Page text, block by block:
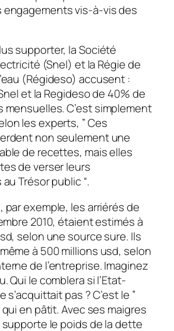
engagements vis-à-vis des
supporter, la Société
(Snel) et la Régie de
(Régideso) accusent :
et la Regideso de 40% de
mensuelles.C’est simplement
les experts, ” Ces
non seulement une
de recettes, mais elles
de verser leurs
Trésor public “.
par exemple, les arriérés de
2010, étaient estimés à
selon une source sure. Ils
à 500 millions usd, selon
de l’entreprise. Imaginez
Qui le comblera si l’Etat-
s’acquittait pas ? C’est le ”
en pâtit. Avec ses maigres
le poids de la dette